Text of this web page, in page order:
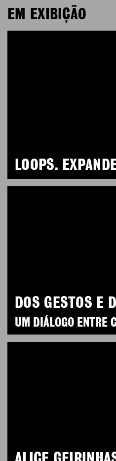
EM EXIBIÇÃO
LOOPS.
DOS GESTOS E
UM DIÁLOGO ENTRE